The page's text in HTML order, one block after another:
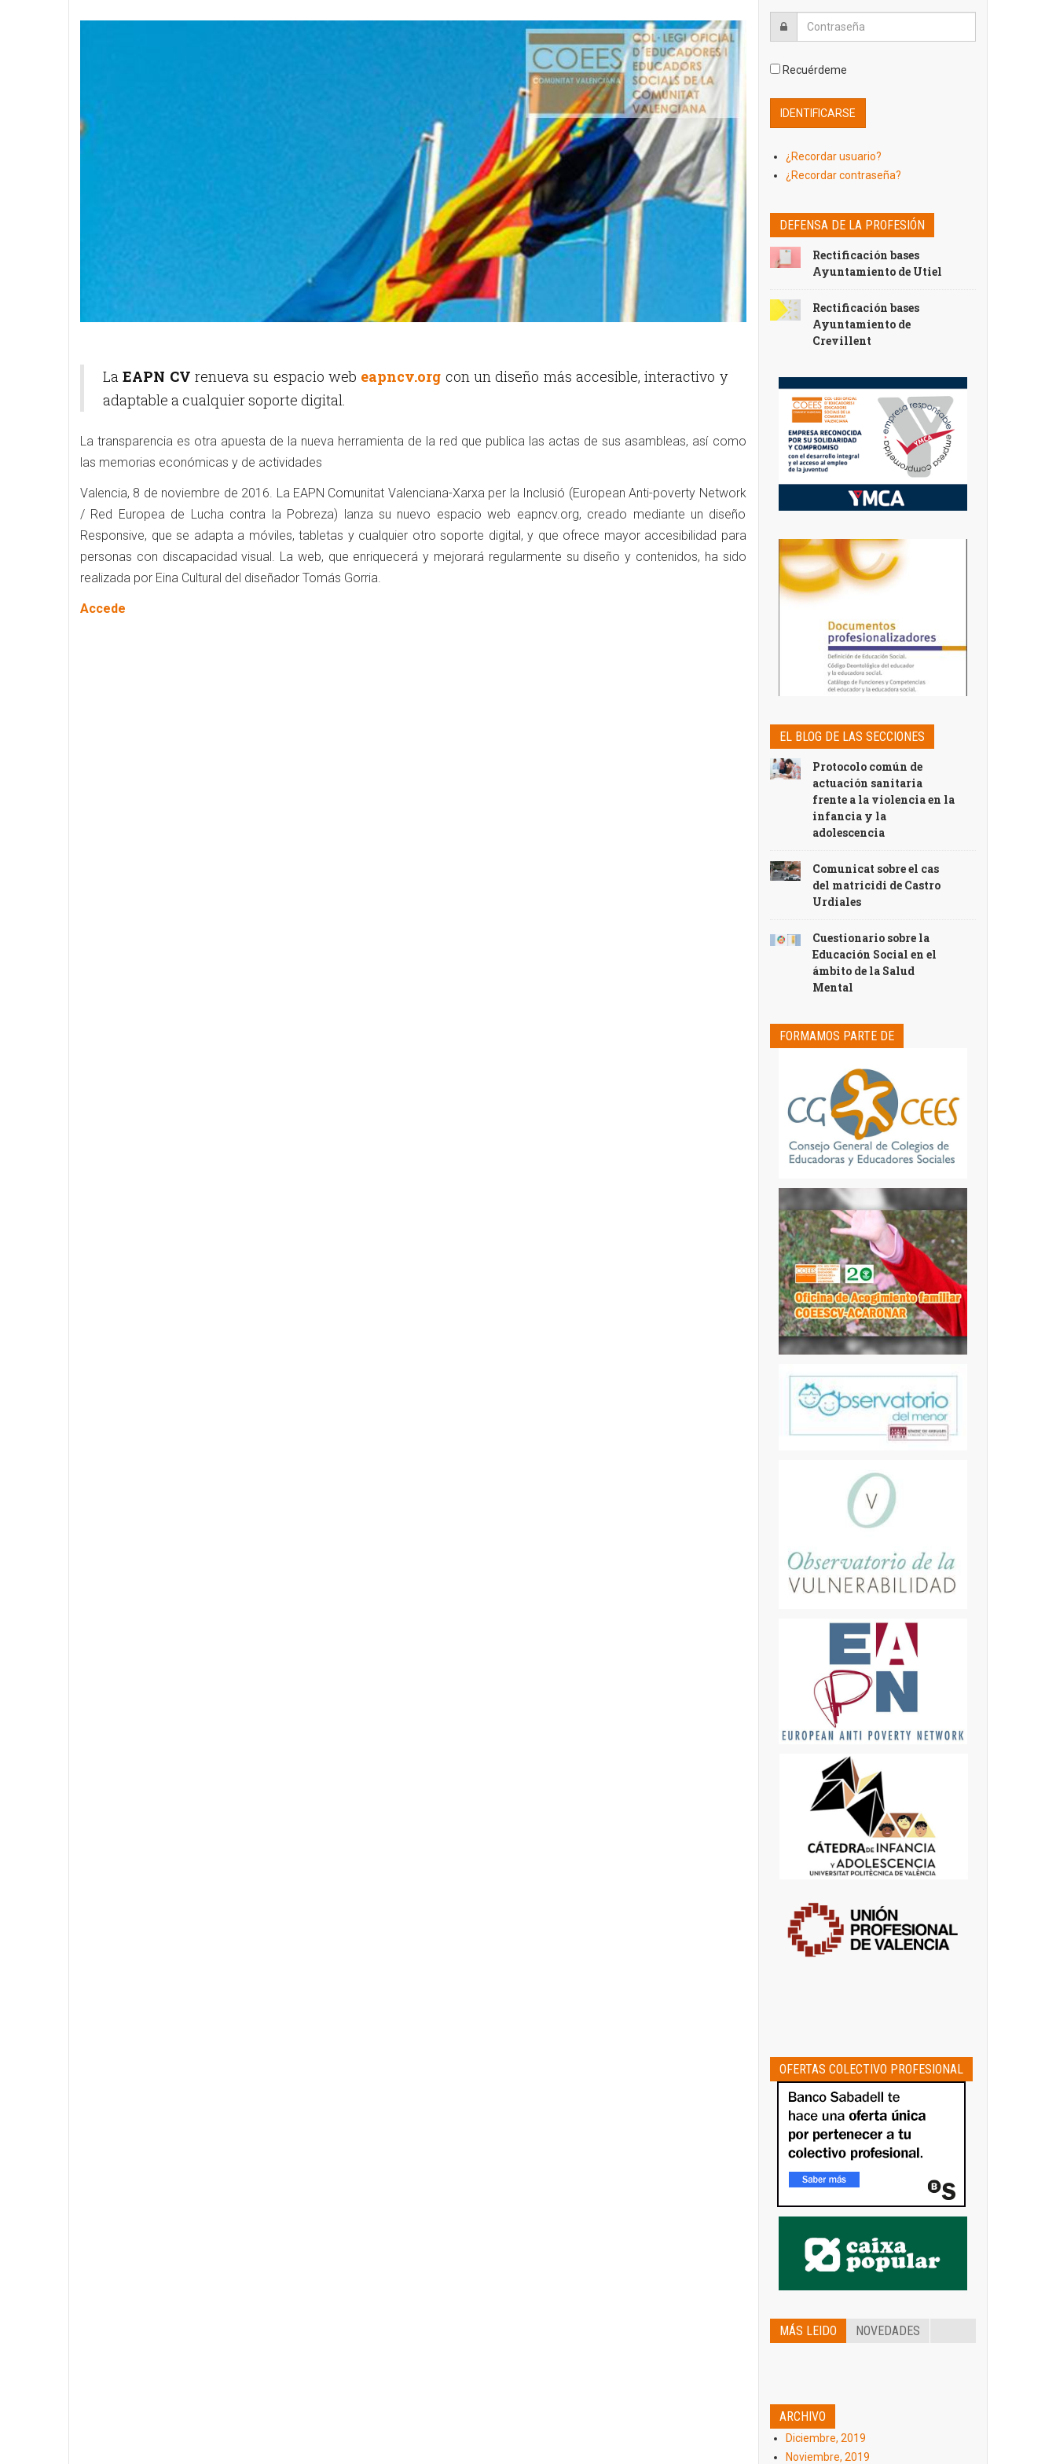
La EAPN CV renueva su espacio web eapncv.org con un diseño más accesible, interactivo y
adaptable a cualquier soporte digital.
La transparencia es otra apuesta de la nueva herramienta de la red que publica las actas de sus asambleas, así como
las memorias económicas y de actividades
Valencia, 8 de noviembre de 2016. La EAPN Comunitat Valenciana-Xarxa per la Inclusió (European Anti-poverty Network
/ Red Europea de Lucha contra la Pobreza) lanza su nuevo espacio web eapncv.org, creado mediante un diseño
Responsive, que se adapta a móviles, tabletas y cualquier otro soporte digital, y que ofrece mayor accesibilidad para
personas con discapacidad visual. La web, que enriquecerá y mejorará regularmente su diseño y contenidos, ha sido
realizada por Eina Cultural del diseñador Tomás Gorria.
Accede
Recuérdeme
¿Recordar usuario?
¿Recordar contraseña?
DEFENSA DE LA PROFESIÓN
Rectificación bases
Ayuntamiento de Utiel
Rectificación bases
Ayuntamiento de
Crevillent
EL BLOG DE LAS SECCIONES
Protocolo común de
actuación sanitaria
frente a la violencia en la
infancia y la
adolescencia
Comunicat sobre el cas
del matricidi de Castro
Urdiales
Cuestionario sobre la
Educación Social en el
ámbito de la Salud
Mental
FORMAMOS PARTE DE
OFERTAS COLECTIVO PROFESIONAL
MÁS LEIDO NOVEDADES
ARCHIVO
Diciembre, 2019
Noviembre, 2019